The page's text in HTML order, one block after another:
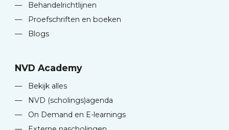
—
Behandelrichtlijnen
—
Proefschriften en boeken
—
Blogs
NVD Academy
—
Bekijk alles
—
NVD (scholings)agenda
—
On Demand en E-learnings